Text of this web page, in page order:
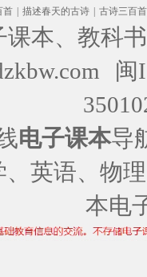
首 描述春天的古诗 古诗三百首
课本、教科
闽
电子课本导
英语、物
本电